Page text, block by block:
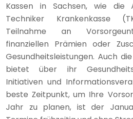
Kassen in Sachsen, wie die
Techniker Krankenkasse
Teilnahme an
finanziellen Prämien oder
Gesundheitsleistungen. Auch
bietet über ihr
Initiativen und
beste Zeitpunkt, um Ihre
Jahr zu planen, ist der